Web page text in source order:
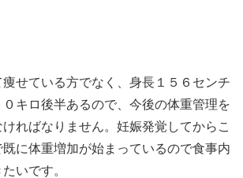
せている方でなく、身長１５６センチ
キロ後半あるので、今後の体重管理を
ればなりません。妊娠発覚してからこ
に体重増加が始まっているので食事内
いです。